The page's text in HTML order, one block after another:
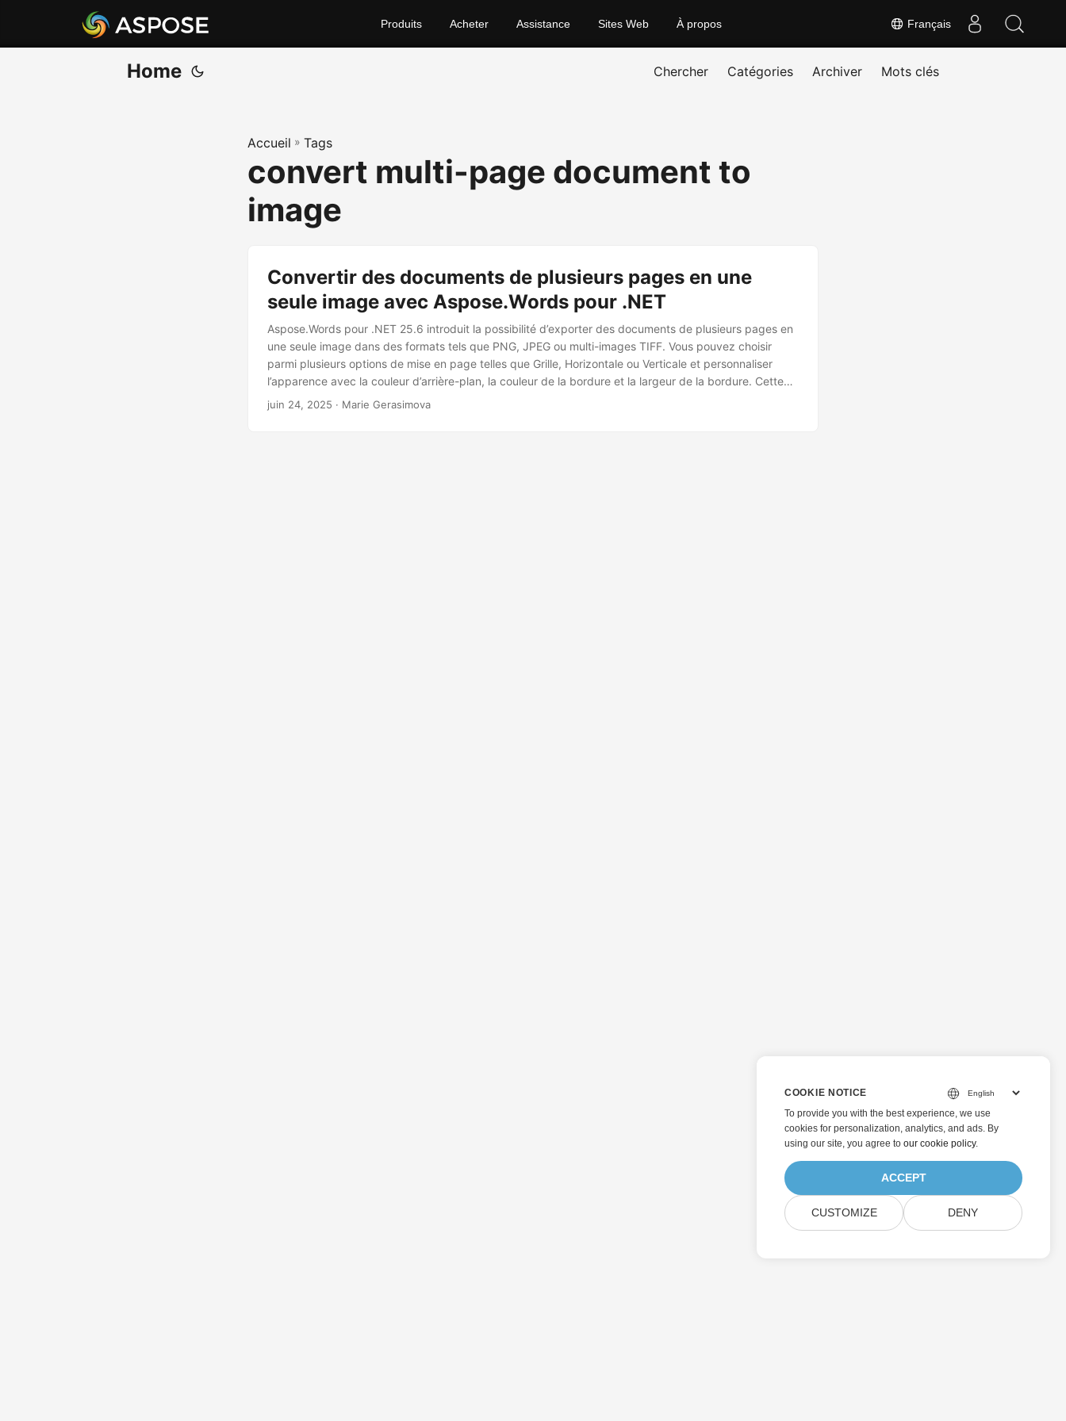
Français
Produits Acheter Assistance Sites Web À propos
Home Chercher Catégories Archiver Mots clés
Accueil » Tags
convert multi-page document to
image
Convertir des documents de plusieurs pages en une
seule image avec Aspose.Words pour .NET
Aspose.Words pour .NET 25.6 introduit la possibilité d’exporter des documents de plusieurs pages en
une seule image dans des formats tels que PNG, JPEG ou multi-images TIFF. Vous pouvez choisir
parmi plusieurs options de mise en page telles que Grille, Horizontale ou Verticale et personnaliser
l’apparence avec la couleur d’arrière-plan, la couleur de la bordure et la largeur de la bordure. Cette
fonctionnalité est utile pour générer des aperçus de documents ou des représentations visuelles à
juin 24, 2025 · Marie Gerasimova
COOKIE NOTICE
To provide you with the best experience, we use
cookies for personalization, analytics, and ads. By
using our site, you agree to our cookie policy.
ACCEPT
CUSTOMIZE DENY